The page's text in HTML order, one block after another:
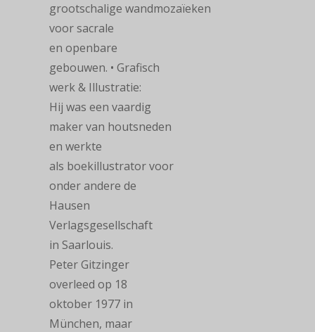
grootschalige wandmozaïeken
voor sacrale
en openbare
gebouwen. • Grafisch
werk & Illustratie:
Hij was een vaardig
maker van houtsneden
en werkte
als boekillustrator voor
onder andere de
Hausen
Verlagsgesellschaft
in Saarlouis.
Peter Gitzinger
overleed op 18
oktober 1977 in
München, maar